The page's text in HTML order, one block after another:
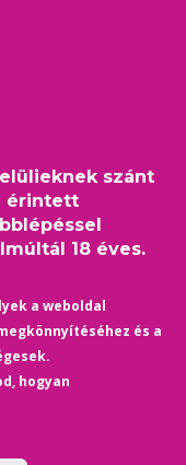
szánt
érintett
18 éves.
a weboldal
és a
hogyan
és programok
és sorozatok a